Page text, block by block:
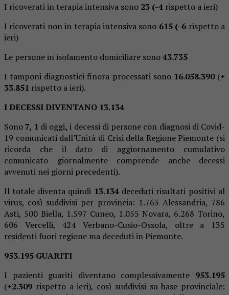
I ricoverati in terapia intensiva sono 23 (-4 rispetto a ieri)
I ricoverati non in terapia intensiva sono 615 (-6 rispetto a
ieri)
Le persone in isolamento domiciliare sono43.735
I tamponi diagnostici finora processati sono 16.058.390 (+
33.851 rispetto a ieri).
I DECESSI DIVENTANO 13.134
Sono7, 1 di oggi, i decessi di persone con diagnosi di Covid-
19 comunicati dall’Unità di Crisi della Regione Piemonte (si
ricorda che il dato di aggiornamento cumulativo
comunicato giornalmente comprende anche decessi
avvenuti nei giorni precedenti).
Il totale diventa quindi 13.134deceduti risultati positivi al
virus, così suddivisi per provincia: 1.763 Alessandria, 786
Asti, 500 Biella, 1.597 Cuneo, 1.055 Novara, 6.268 Torino,
606 Vercelli, 424 Verbano-Cusio-Ossola, oltre a 135
residenti fuori regione ma deceduti in Piemonte.
953.195 GUARITI
I pazienti guariti diventano complessivamente 953.195
(+2.309 rispetto a ieri), così suddivisi su base provinciale: